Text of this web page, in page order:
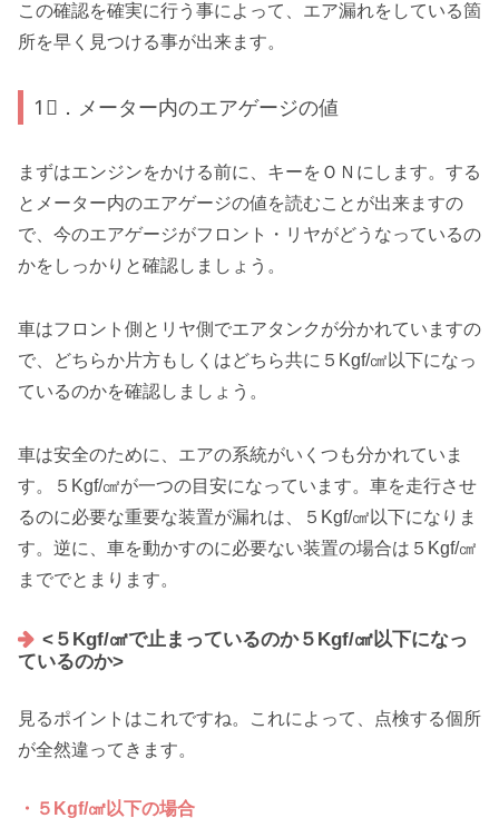
この確認を確実に行う事によって、エア漏れをしている箇
所を早く見つける事が出来ます。
1⃣．メーター内のエアゲージの値
まずはエンジンをかける前に、キーをＯＮにします。する
とメーター内のエアゲージの値を読むことが出来ますの
で、今のエアゲージがフロント・リヤがどうなっているの
かをしっかりと確認しましょう。
車はフロント側とリヤ側でエアタンクが分かれていますの
で、どちらか片方もしくはどちら共に５Kgf/㎠以下になっ
ているのかを確認しましょう。
車は安全のために、エアの系統がいくつも分かれていま
す。５Kgf/㎠が一つの目安になっています。車を走行させ
るのに必要な重要な装置が漏れは、５Kgf/㎠以下になりま
す。逆に、車を動かすのに必要ない装置の場合は５Kgf/㎠
まででとまります。
<５Kgf/㎠で止まっているのか５Kgf/㎠以下になっ
ているのか>
見るポイントはこれですね。これによって、点検する個所
が全然違ってきます。
・５Kgf/㎠以下の場合